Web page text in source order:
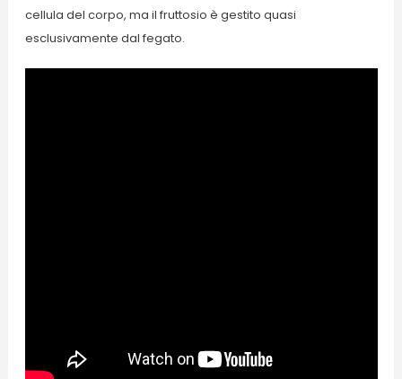
cellula del corpo, ma il fruttosio è gestito quasi
esclusivamente dal fegato.